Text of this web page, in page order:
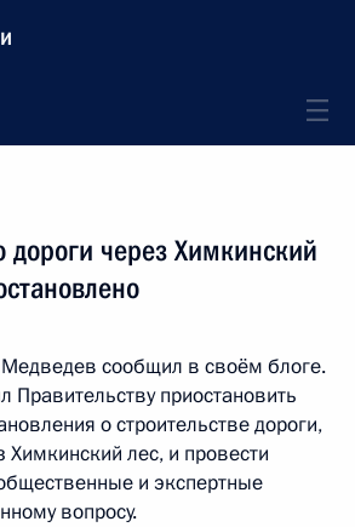
дороги через Химкинский
сообщил в своём блоге.
Правительству приостановить
о строительстве дороги,
Химкинский лес, и провести
и экспертные
вопросу.